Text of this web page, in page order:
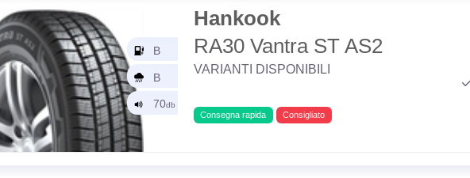
Hankook
RA30 Vantra ST AS2
VARIANTI DISPONIBILI
Consegna rapida Consigliato